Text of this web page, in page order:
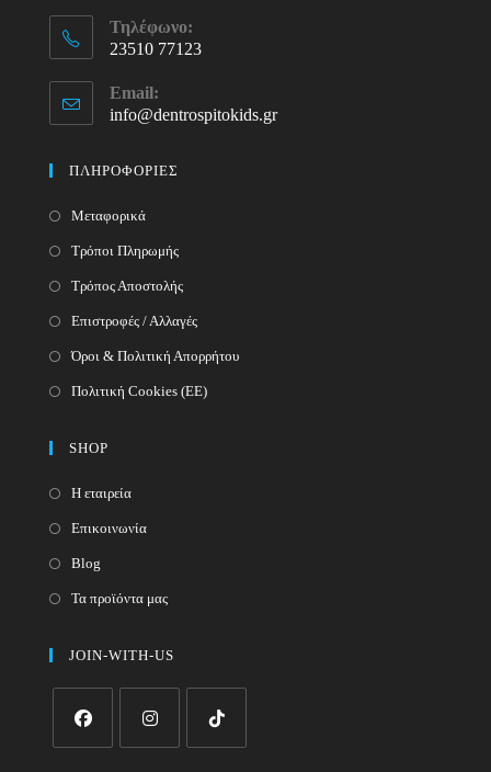
Τηλέφωνο:
23510 77123
in
Email:
info@dentrospitokids.grOpens
ΠΛΗΡΟΦΟΡΙΕΣ
Μεταφορικά
Τρόποι Πληρωμής
Τρόπος Αποστολής
Επιστροφές / Αλλαγές
Όροι & Πολιτική Απορρήτου
Πολιτική Cookies (ΕΕ)
SHOP
Η εταιρεία
Επικοινωνία
Blog
Τα προϊόντα μας
JOIN-WITH-US